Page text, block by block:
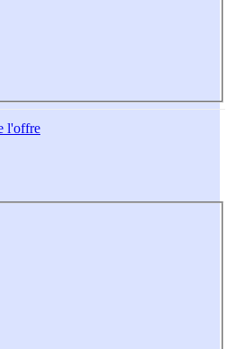
l'offre